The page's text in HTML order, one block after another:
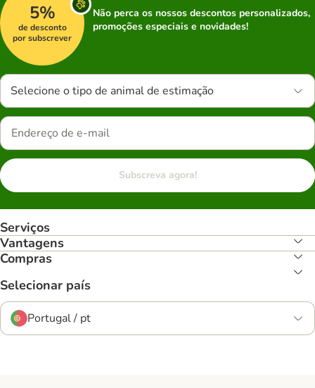
5%
de desconto
por subscrever
Não perca os nossos descontos personalizados,
promoções especiais e novidades!
Selecione o tipo de animal de estimação
Subscreva agora!
Serviços
Vantagens
Compras
Selecionar país
Portugal / pt